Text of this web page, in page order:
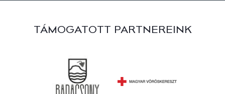
TÁMOGATOTT PARTNEREINK